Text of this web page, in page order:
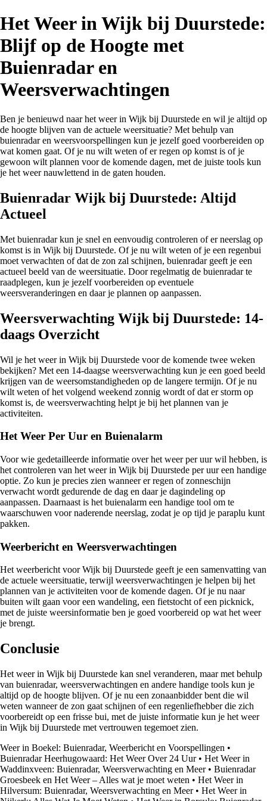
Het Weer in Wijk bij Duurstede:
Blijf op de Hoogte met
Buienradar en
Weersverwachtingen
Ben je benieuwd naar het weer in Wijk bij Duurstede en wil je altijd op
de hoogte blijven van de actuele weersituatie? Met behulp van
buienradar en weersvoorspellingen kun je jezelf goed voorbereiden op
wat komen gaat. Of je nu wilt weten of er regen op komst is of je
gewoon wilt plannen voor de komende dagen, met de juiste tools kun
je het weer nauwlettend in de gaten houden.
Buienradar Wijk bij Duurstede: Altijd
Actueel
Met buienradar kun je snel en eenvoudig controleren of er neerslag op
komst is in Wijk bij Duurstede. Of je nu wilt weten of je een regenbui
moet verwachten of dat de zon zal schijnen, buienradar geeft je een
actueel beeld van de weersituatie. Door regelmatig de buienradar te
raadplegen, kun je jezelf voorbereiden op eventuele
weersveranderingen en daar je plannen op aanpassen.
Weersverwachting Wijk bij Duurstede: 14-
daags Overzicht
Wil je het weer in Wijk bij Duurstede voor de komende twee weken
bekijken? Met een 14-daagse weersverwachting kun je een goed beeld
krijgen van de weersomstandigheden op de langere termijn. Of je nu
wilt weten of het volgend weekend zonnig wordt of dat er storm op
komst is, de weersverwachting helpt je bij het plannen van je
activiteiten.
Het Weer Per Uur en Buienalarm
Voor wie gedetailleerde informatie over het weer per uur wil hebben, is
het controleren van het weer in Wijk bij Duurstede per uur een handige
optie. Zo kun je precies zien wanneer er regen of zonneschijn
verwacht wordt gedurende de dag en daar je dagindeling op
aanpassen. Daarnaast is het buienalarm een handige tool om te
waarschuwen voor naderende neerslag, zodat je op tijd je paraplu kunt
pakken.
Weerbericht en Weersverwachtingen
Het weerbericht voor Wijk bij Duurstede geeft je een samenvatting van
de actuele weersituatie, terwijl weersverwachtingen je helpen bij het
plannen van je activiteiten voor de komende dagen. Of je nu naar
buiten wilt gaan voor een wandeling, een fietstocht of een picknick,
met de juiste weersinformatie ben je goed voorbereid op wat het weer
je brengt.
Conclusie
Het weer in Wijk bij Duurstede kan snel veranderen, maar met behulp
van buienradar, weersverwachtingen en andere handige tools kun je
altijd op de hoogte blijven. Of je nu een zonaanbidder bent die wil
weten wanneer de zon gaat schijnen of een regenliefhebber die zich
voorbereidt op een frisse bui, met de juiste informatie kun je het weer
in Wijk bij Duurstede met vertrouwen tegemoet zien.
Weer in Boekel: Buienradar, Weerbericht en Voorspellingen •
Buienradar Heerhugowaard: Het Weer Over 24 Uur• Het Weer in
Waddinxveen: Buienradar, Weersverwachting en Meer• Buienradar
Groesbeek en Het Weer – Alles wat je moet weten • Het Weer in
Hilversum: Buienradar, Weersverwachting en Meer• Het Weer in